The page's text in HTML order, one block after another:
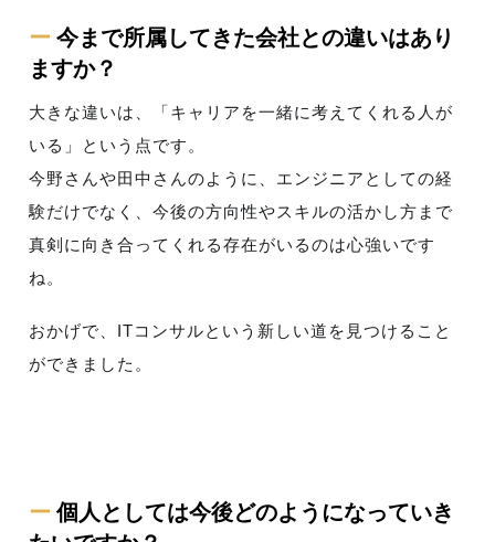
ー今まで所属してきた会社との違いはあり
ますか？
大きな違いは、「キャリアを一緒に考えてくれる人が
いる」という点です。
今野さんや田中さんのように、エンジニアとしての経
験だけでなく、今後の方向性やスキルの活かし方まで
真剣に向き合ってくれる存在がいるのは心強いです
ね。
おかげで、ITコンサルという新しい道を見つけること
ができました。
ー個人としては今後どのようになっていき